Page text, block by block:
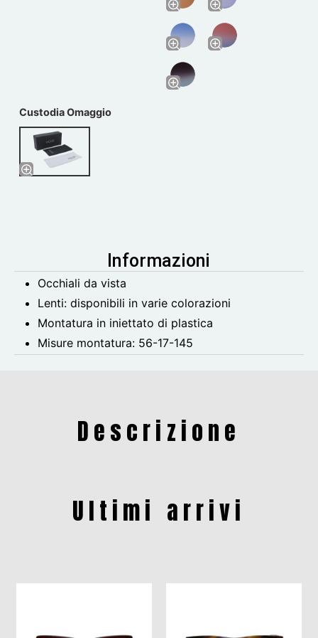
Custodia Omaggio
Informazioni
Occhiali da vista
Lenti: disponibili in varie colorazioni
Montatura in iniettato di plastica
Misure montatura: 56-17-145
Descrizione
Ultimi arrivi